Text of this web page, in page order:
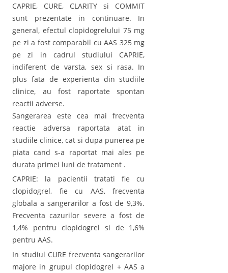
CAPRIE, CURE, CLARITY si COMMIT
sunt prezentate in continuare. In
general, efectul clopidogrelului 75 mg
pe zi a fost comparabil cu AAS 325 mg
pe zi in cadrul studiului CAPRIE,
indiferent de varsta, sex si rasa. In
plus fata de experienta din studiile
clinice, au fost raportate spontan
reactii adverse.
Sangerarea este cea mai frecventa
reactie adversa raportata atat in
studiile clinice, cat si dupa punerea pe
piata cand s-a raportat mai ales pe
durata primei luni de tratament .
CAPRIE: la pacientii tratati fie cu
clopidogrel, fie cu AAS, frecventa
globala a sangerarilor a fost de 9,3%.
Frecventa cazurilor severe a fost de
1,4% pentru clopidogrel si de 1,6%
pentru AAS.
In studiul CURE frecventa sangerarilor
majore in grupul clopidogrel + AAS a